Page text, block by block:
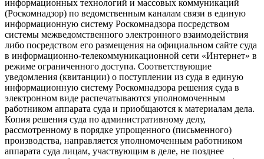
информационных технологий и массовых коммуникаций
(Роскомнадзор) по ведомственным каналам связи в единую
информационную систему Роскомнадзора посредством
системы межведомственного электронного взаимодействия
либо посредством его размещения на официальном сайте суда
в информационно-телекоммуникационной сети «Интернет» в
режиме ограниченного доступа. Соответствующие
уведомления (квитанции) о поступлении из суда в единую
информационную систему Роскомнадзора решения суда в
электронном виде распечатываются уполномоченным
работником аппарата суда и приобщаются к материалам дела.
Копия решения суда по административному делу,
рассмотренному в порядке упрощенного (письменного)
производства, направляется уполномоченным работником
аппарата суда лицам, участвующим в деле, не позднее